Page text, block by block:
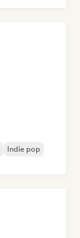
Indie pop